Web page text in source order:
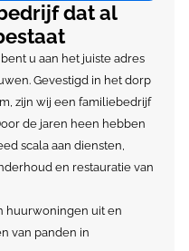
dat al
u aan het juiste adres
Gevestigd in het dorp
zijn wij een familiebedrijf
de jaren heen hebben
scala aan diensten,
en restauratie van
huurwoningen uit en
van panden in